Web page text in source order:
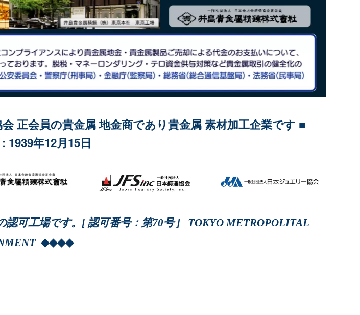
正会員の貴金属 地金商であり貴金属 素材加工企業です ■
1939年12月15日
可工場です。[ 認可番号：第70号 ] TOKYO METROPOLITAL
◆◆◆◆